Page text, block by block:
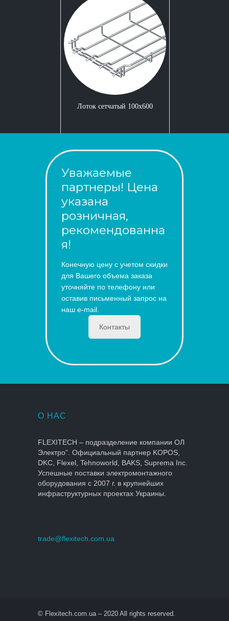
Лоток сетчатый 100x600
Уважаемые
партнеры! Цена
указана
розничная,
рекомендованна
я!
Конечную цену с учетом скидки
для Вашего объема заказа
уточняйте по телефону или
оставив письменный запрос на
наш e-mail.
Контакты
О НАС
FLEXITECH – подразделение компании ОЛ
Электро”. Официальный партнер KOPOS,
DKC, Flexel, Tehnoworld, BAKS, Suprema Inc.
Успешные поставки электромонтажного
оборудования с 2007 г. в крупнейших
инфраструктурных проектах Украины.
trade@flexitech.com.ua
© Flexitech.com.ua – 2020 All rights reserved.